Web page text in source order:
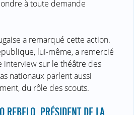
à toute demande
a remarqué cette action.
lui-même, a remercié
interview sur le théâtre des
nationaux parlent aussi
du rôle des scouts.
REBELO, PRÉSIDENT DE LA